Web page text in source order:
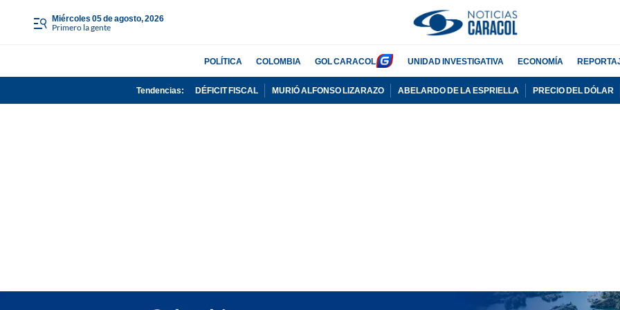
miércoles 05 de agosto, 2026
Primero la gente
POLÍTICA COLOMBIA GOL CARACOL UNIDAD INVESTIGATIVA ECONOMÍA
Tendencias: DÉFICIT FISCAL MURIÓ ALFONSO LIZARAZO ABELARDO DE LA ESPRIELLA PRECIO DEL DÓLAR